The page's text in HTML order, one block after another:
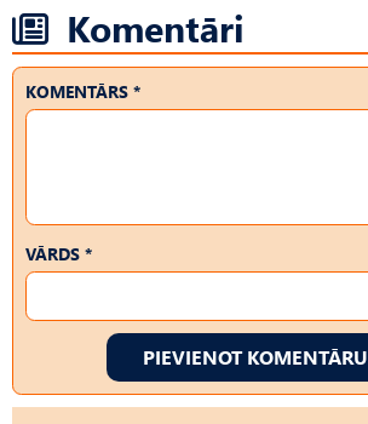
Komentāri
KOMENTĀRS *
VĀRDS *
PIEVIENOT KOMENTĀRU